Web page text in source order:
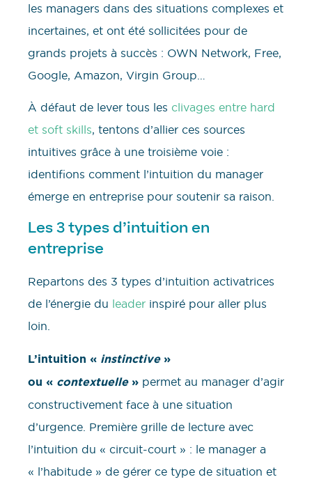
les managers dans des situations complexes et
incertaines, et ont été sollicitées pour de
grands projets à succès : OWN Network, Free,
Google, Amazon, Virgin Group…
À défaut de lever tous les clivages entre hard
et soft skills, tentons d’allier ces sources
intuitives grâce à une troisième voie :
identifions comment l’intuition du manager
émerge en entreprise pour soutenir sa raison.
Les 3 types d’intuition en
entreprise
Repartons des 3 types d’intuition activatrices
de l’énergie du leader inspiré pour aller plus
loin.
L’intuition « instinctive»
ou « contextuelle» permet au manager d’agir
constructivement face à une situation
d’urgence. Première grille de lecture avec
l’intuition du « circuit-court » : le manager a
« l’habitude » de gérer ce type de situation et